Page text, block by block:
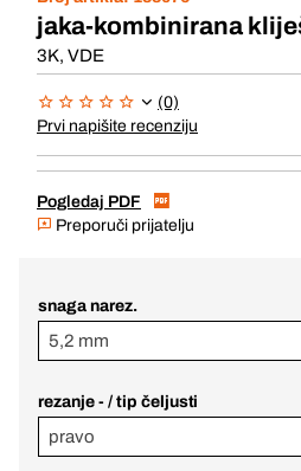
jaka-kombinirana
3K, VDE
(0)
Prvi napišite recenziju
Pogledaj PDF
Preporuči prijatelju
snaga narez.
5,2 mm
rezanje - / tip čeljusti
pravo